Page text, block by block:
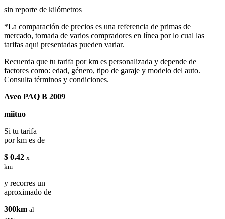
sin reporte de kilómetros
*La comparación de precios es una referencia de primas de
mercado, tomada de varios compradores en línea por lo cual las
tarifas aqui presentadas pueden variar.
Recuerda que tu tarifa por km es personalizada y depende de
factores como: edad, género, tipo de garaje y modelo del auto.
Consulta términos y condiciones.
Aveo PAQ B 2009
miituo
Si tu tarifa
por km es de
$ 0.42 x
km
y recorres un
aproximado de
300km al